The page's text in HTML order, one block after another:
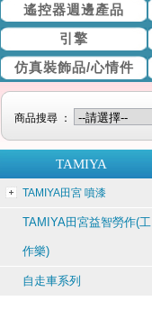
遙控器週邊產品
引擎
仿真裝飾品/心情件
商品搜尋 ：
TAMIYA
TAMIYA田宮 噴漆
TAMIYA田宮益智勞作(工
作樂)
自走車系列